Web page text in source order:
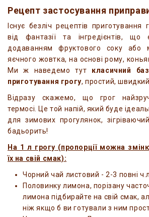
Рецепт застосування
Існує безліч рецептів приготування
від фантазії та інгредієнтів,
додаванням фруктового соку або
яєчного жовтка, на основі рому,
Ми ж наведемо тут класичний
приготування грогу, простий,
Відразу скажемо, що грог
термосі. Це той напій, який буде
для зимових прогулянок,
бадьорить!
На 1 л грогу (пропорції можна
їх на свій смак):
Чорний чай листовий - 2-3 повні ч.л.
Половинку лимона, порізану
лимона підбирайте на свій смак,
ніж якщо б ви готували з ним